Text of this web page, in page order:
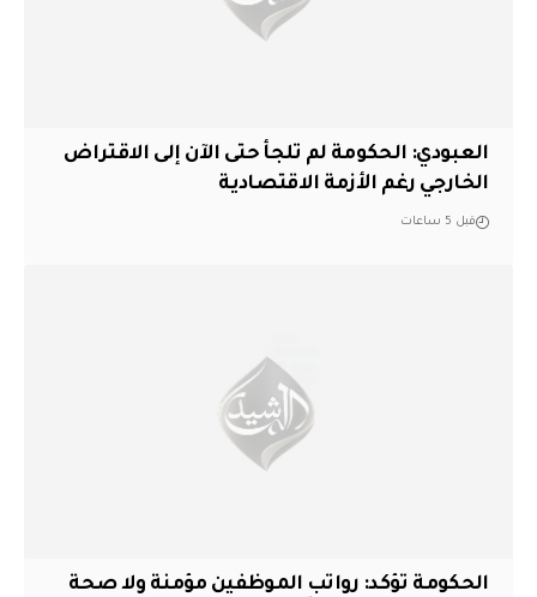
العبودي: الحكومة لم تلجأ حتى الآن إلى الاقتراض
الخارجي رغم الأزمة الاقتصادية
قبل 5 ساعات
الحكومة تؤكد: رواتب الموظفين مؤمنة ولا صحة